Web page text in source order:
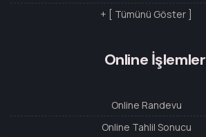
+ [ Tümünü Göster ]
Online İşlemler
Online Randevu
Online Tahlil Sonucu